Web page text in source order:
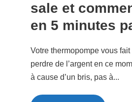
sale et
en 5 minutes
Votre thermopompe vous
perdre de l’argent en ce
à cause d’un bris, pas à...